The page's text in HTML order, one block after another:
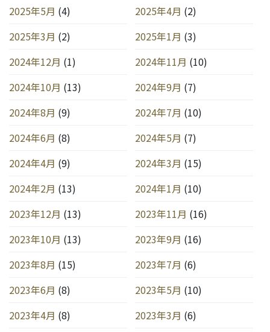
2025年5月 (4) 2025年4月 (2)
2025年3月 (2) 2025年1月 (3)
2024年12月 (1) 2024年11月 (10)
2024年10月 (13) 2024年9月 (7)
2024年8月 (9) 2024年7月 (10)
2024年6月 (8) 2024年5月 (7)
2024年4月 (9) 2024年3月 (15)
2024年2月 (13) 2024年1月 (10)
2023年12月 (13) 2023年11月 (16)
2023年10月 (13) 2023年9月 (16)
2023年8月 (15) 2023年7月 (6)
2023年6月 (8) 2023年5月 (10)
2023年4月 (8) 2023年3月 (6)